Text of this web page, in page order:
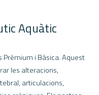
Aquàtic
Prèmium i Bàsica. Aquest
les alteracions,
articulacions,